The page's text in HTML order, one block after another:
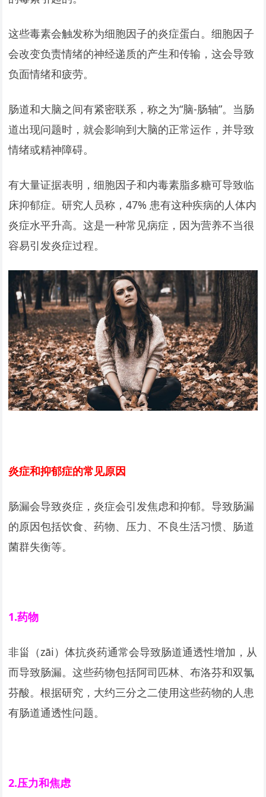
这些毒素会触发称为细胞因子的炎症蛋白。细胞因子
会改变负责情绪的神经递质的产生和传输，这会导致
负面情绪和疲劳。
肠道和大脑之间有紧密联系，称之为“脑-肠轴”。当肠
道出现问题时，就会影响到大脑的正常运作，并导致
情绪或精神障碍。
有大量证据表明，细胞因子和内毒素脂多糖可导致临
床抑郁症。研究人员称，47% 患有这种疾病的人体内
炎症水平升高。这是一种常见病症，因为营养不当很
容易引发炎症过程。
炎症和抑郁症的常见原因
肠漏会导致炎症，炎症会引发焦虑和抑郁。导致肠漏
的原因包括饮食、药物、压力、不良生活习惯、肠道
菌群失衡等。
1.药物
非甾（zāi）体抗炎药通常会导致肠道通透性增加，从
而导致肠漏。这些药物包括阿司匹林、布洛芬和双氯
芬酸。根据研究，大约三分之二使用这些药物的人患
有肠道通透性问题。
2.压力和焦虑